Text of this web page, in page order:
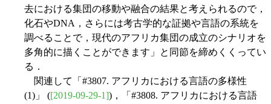
去における集団の移動や融合の結果と考えられるので，
化石やDNA，さらには考古学的な証拠や言語の系統を
調べることで，現代のアフリカ集団の成立のシナリオを
多角的に描くことができます」と同節を締めくくってい
る．
関連して「#3807. アフリカにおける言語の多様性
(1)」 ([2019-09-29-1])，「#3808. アフリカにおける言語